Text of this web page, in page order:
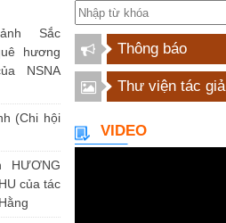
Sắc
hương
NSNA
(Chi hội
HƯƠNG
của tác
Thông báo
Thư viện tác giả
VIDEO